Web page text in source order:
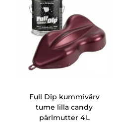
Full Dip kummivärv
tume lilla candy
pärlmutter 4 L